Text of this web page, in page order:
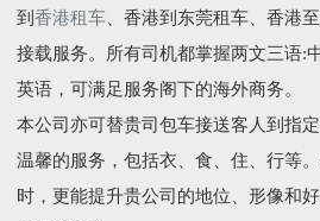
到 香港租车、香港到东莞租车、香港
接载服务。所有司机都掌握两文三语:
英语，可满足服务阁下的海外商务。
本公司亦可替贵司包车接送客人到指
温馨的服务，包括衣、食、住、行等
时，更能提升贵公司的地位、形像和